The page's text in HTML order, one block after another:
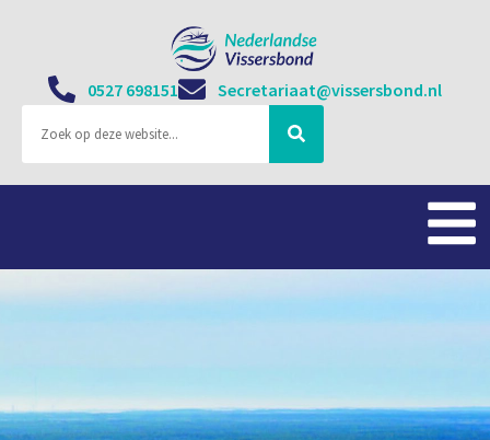
0527 698151 Secretariaat@vissersbond.nl